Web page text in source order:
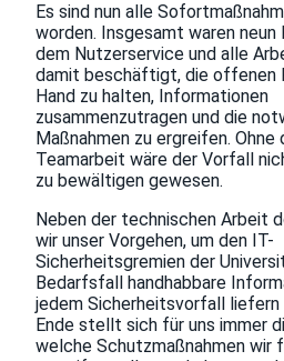
Es sind nun alle
worden. Insgesamt waren neun
dem Nutzerservice und alle
damit beschäftigt, die offenen
Hand zu halten, Informationen
zusammenzutragen und die
Maßnahmen zu ergreifen.
Teamarbeit wäre der Vorfall
zu bewältigen gewesen.
Neben der technischen Arbeit
wir unser Vorgehen, um den IT-
Sicherheitsgremien der
Bedarfsfall handhabbare
jedem Sicherheitsvorfall liefern
Ende stellt sich für uns immer
welche Schutzmaßnahmen wir